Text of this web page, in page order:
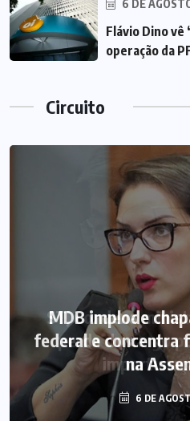
6 DE
Flávio Dino
operação da
Circuito
MDB implode
federal e concentra
na
6 DE